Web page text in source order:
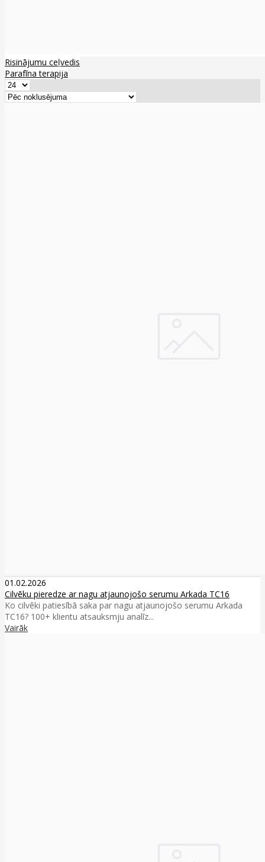
Risinājumu ceļvedis
Parafīna terapija
01.02.2026
Cilvēku pieredze ar nagu atjaunojošo serumu Arkada TC16
Ko cilvēki patiesībā saka par nagu atjaunojošo serumu Arkada
TC16? 100+ klientu atsauksmju analīz...
Vairāk